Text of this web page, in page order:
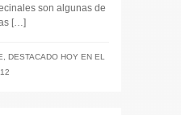
son algunas de
[…]
DESTACADO HOY EN EL